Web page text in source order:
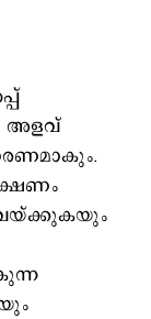
അളവ്
വയ്ക്കുകയും